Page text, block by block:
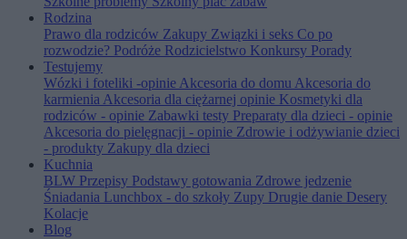
Rodzina
Prawo dla rodziców Zakupy Związki i seks Co po
rozwodzie? Podróże Rodzicielstwo Konkursy Porady
Testujemy
Wózki i foteliki -opinieAkcesoria do domu Akcesoria do
karmieniaAkcesoria dla ciężarnej opinie Kosmetyki dla
rodziców - opinie Zabawki testy Preparaty dla dzieci - opinie
Akcesoria do pielęgnacji - opinie Zdrowie i odżywianie dzieci
- produkty Zakupy dla dzieci
Kuchnia
BLW Przepisy Podstawy gotowania Zdrowe jedzenie
Śniadania Lunchbox - do szkoły Zupy Drugie danie Desery
Kolacje
Blog